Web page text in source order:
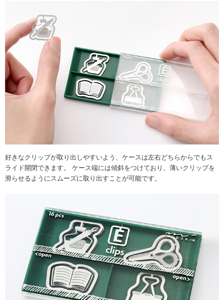
好きなクリップが取り出しやすいよう、ケースは左右どちらからでもス
ライド開閉できます。 ケース端には傾斜をつけており、薄いクリップを
滑らせるようにスムーズに取り出すことが可能です。